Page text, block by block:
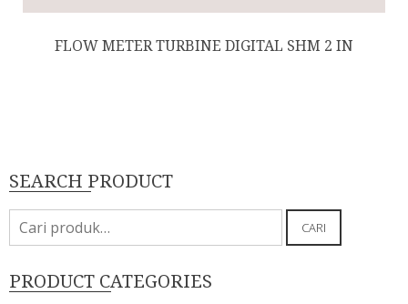
FLOW METER TURBINE DIGITAL SHM 2 IN
SEARCH PRODUCT
Pencarian
untuk:
CARI
PRODUCT CATEGORIES